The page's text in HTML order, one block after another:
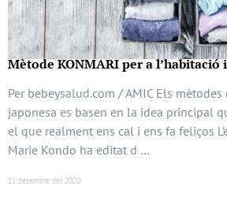
Mètode KONMARI per a
Per bebeysalud.com / AMIC Els mètodes
japonesa es basen en la idea principal
el que realment ens cal i ens fa feliços
Marie Kondo ha editat d …
11 desembre del 2020